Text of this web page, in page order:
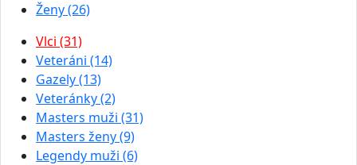
Ženy (26)
Vlci (31)
Veteráni (14)
Gazely (13)
Veteránky (2)
Masters muži (31)
Masters ženy (9)
Legendy muži (6)